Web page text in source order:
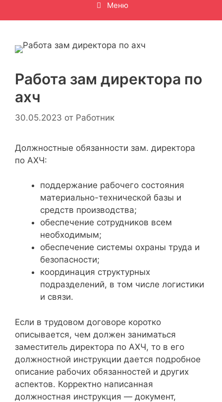
Меню
Работа зам директора по
ахч
30.05.2023 от Работник
Должностные обязанности зам. директора
по АХЧ:
поддержание рабочего состояния
материально-технической базы и
средств производства;
обеспечение сотрудников всем
необходимым;
обеспечение системы охраны труда и
безопасности;
координация структурных
подразделений, в том числе логистики
и связи.
Если в трудовом договоре коротко
описывается, чем должен заниматься
заместитель директора по АХЧ, то в его
должностной инструкции дается подробное
описание рабочих обязанностей и других
аспектов. Корректно написанная
должностная инструкция — документ,